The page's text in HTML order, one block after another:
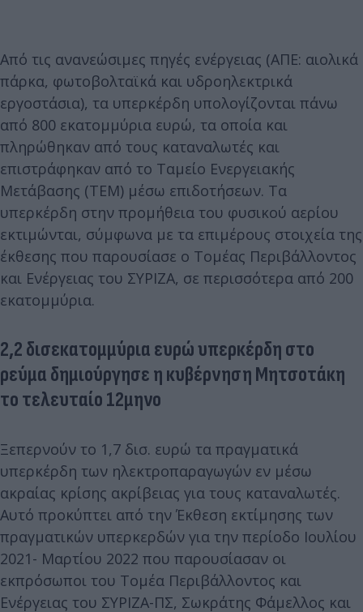
Από τις ανανεώσιμες πηγές ενέργειας (ΑΠΕ: αιολικά
πάρκα, φωτοβολταϊκά και υδροηλεκτρικά
εργοστάσια), τα υπερκέρδη υπολογίζονται πάνω
από 800 εκατομμύρια ευρώ, τα οποία και
πληρώθηκαν από τους καταναλωτές και
επιστράφηκαν από το Ταμείο Ενεργειακής
Μετάβασης (ΤΕΜ) μέσω επιδοτήσεων. Τα
υπερκέρδη στην προμήθεια του φυσικού αερίου
εκτιμώνται, σύμφωνα με τα επιμέρους στοιχεία της
έκθεσης που παρουσίασε ο Τομέας Περιβάλλοντος
και Ενέργειας του ΣΥΡΙΖΑ, σε περισσότερα από 200
εκατομμύρια.
2,2 δισεκατομμύρια ευρώ υπερκέρδη στο
ρεύμα δημιούργησε η κυβέρνηση Μητσοτάκη
το τελευταίο 12μηνο
Ξεπερνούν το 1,7 δισ. ευρώ τα πραγματικά
υπερκέρδη των ηλεκτροπαραγωγών εν μέσω
ακραίας κρίσης ακρίβειας για τους καταναλωτές.
Αυτό προκύπτει από την Έκθεση εκτίμησης των
πραγματικών υπερκερδών για την περίοδο Ιουλίου
2021- Μαρτίου 2022 που παρουσίασαν οι
εκπρόσωποι του Τομέα Περιβάλλοντος και
Ενέργειας του ΣΥΡΙΖΑ-ΠΣ, Σωκράτης Φάμελλος και